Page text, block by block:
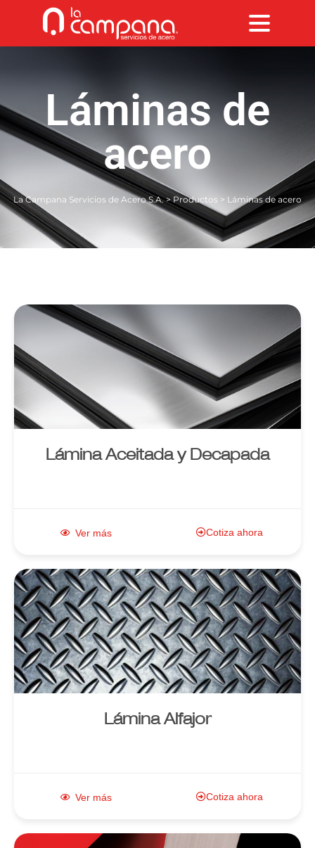
Láminas de
acero
La Campana Servicios de Acero S.A.> Productos > Láminas de acero
Enlace al
producto
Lámina Aceitada y Decapada
Ver más Cotiza ahora
Enlace al
producto
Lámina Alfajor
Ver más Cotiza ahora